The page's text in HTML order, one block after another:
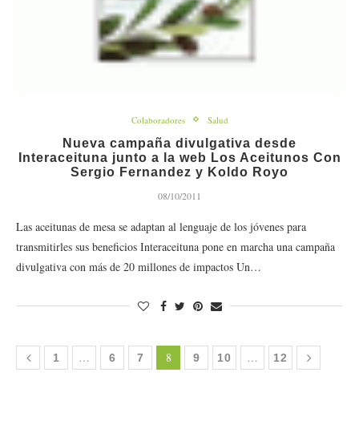
Colaboradores Salud
Nueva campaña divulgativa desde
Interaceituna junto a la web Los Aceitunos Con
Sergio Fernandez y Koldo Royo
08/10/2011
Las aceitunas de mesa se adaptan al lenguaje de los jóvenes para
transmitirles sus beneficios Interaceituna pone en marcha una campaña
divulgativa con más de 20 millones de impactos Un…
1 … 6 7 8 9 10 … 12